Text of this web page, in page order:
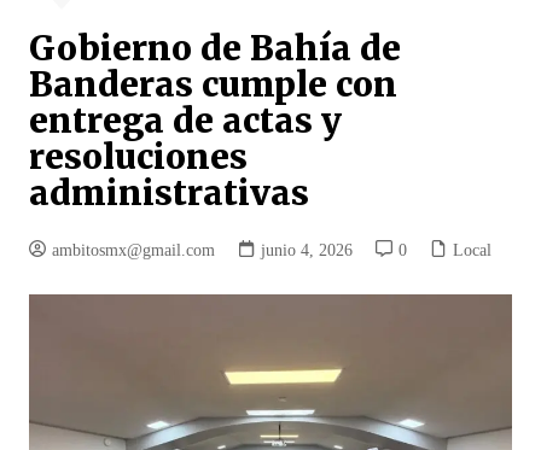
Gobierno de Bahía de
Banderas cumple con
entrega de actas y
resoluciones
administrativas
ambitosmx@gmail.com junio 4, 2026 0 Local